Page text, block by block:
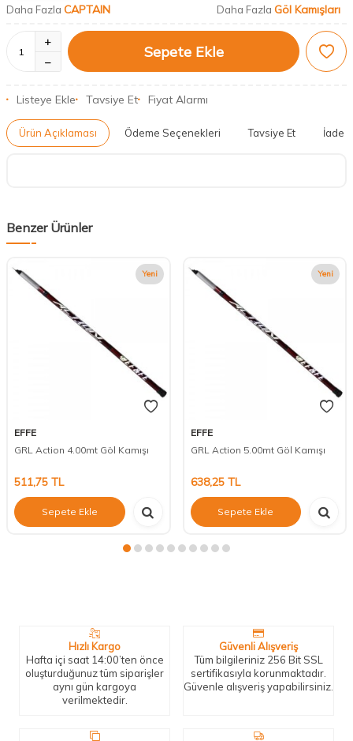
Daha Fazla CAPTAIN Daha Fazla Göl Kamışları
Sepete Ekle
Listeye Ekle Tavsiye Et Fiyat Alarmı
Ürün Açıklaması Ödeme Seçenekleri Tavsiye Et İade
Benzer Ürünler
Yeni
EFFE
GRL Action 4.00mt Göl Kamışı
511,75 TL
Sepete Ekle
Yeni
EFFE
GRL Action 5.00mt Göl Kamışı
638,25TL
Sepete Ekle
Hızlı Kargo
Hafta içi saat 14:00’ten önce
oluşturduğunuz tüm siparişler
aynı gün kargoya
verilmektedir.
Güvenli Alışveriş
Tüm bilgileriniz 256 Bit SSL
sertifikasıyla korunmaktadır.
Güvenle alışveriş yapabilirsiniz.